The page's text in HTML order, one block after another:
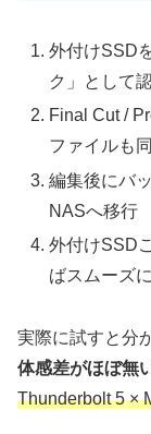
外付けSSD
ク」として
Final Cut /
ファイルも
編集後にバ
NASへ移行
外付けSSD
ばスムーズ
実際に試すと分
体感差がほぼ無
Thunderbolt 5 ×